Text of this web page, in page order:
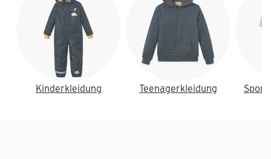
Kinderkleidung Teenagerkleidung